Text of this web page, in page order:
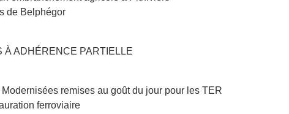
de Belphégor
ADHÉRENCE PARTIELLE
remises au goût du jour pour les TER
ferroviaire